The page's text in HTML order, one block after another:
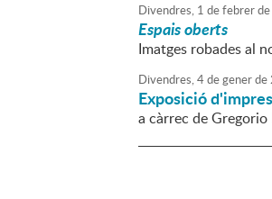
Divendres, 1 defebrerde
Espais oberts
Imatges robades al
Divendres,4degenerde
Exposició
a càrrec de